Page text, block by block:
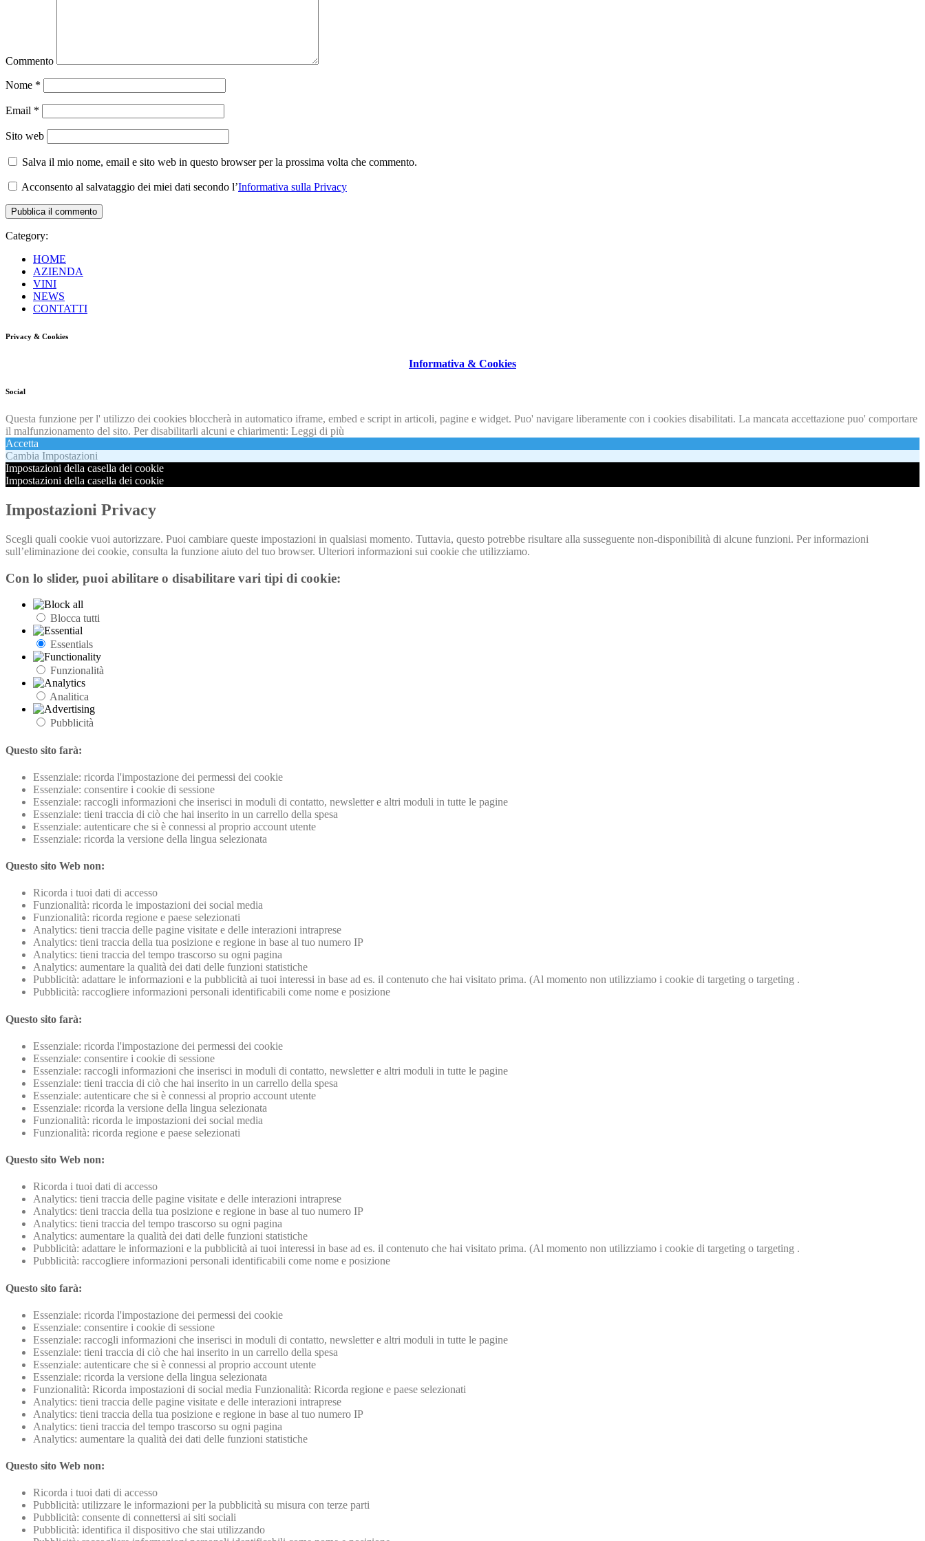
Commento
Nome *
Email *
Sito web
Salva il mio nome, email e sito web in questo browser per la prossima volta che commento.
Acconsento al salvataggio dei miei dati secondo l’Informativa sulla Privacy
Category:
HOME
AZIENDA
VINI
NEWS
CONTATTI
Privacy & Cookies
Informativa & Cookies
Social
Questa funzione per l' utilizzo dei cookies bloccherà in automatico iframe, embed e script in articoli, pagine e widget. Puo' navigare liberamente con i cookies disabilitati. La mancata accettazione puo' comportare
il malfunzionamento del sito. Per disabilitarli alcuni e chiarimenti: Leggi di più
Accetta
Cambia Impostazioni
Impostazioni della casella dei cookie
Impostazioni della casella dei cookie
Impostazioni Privacy
Scegli quali cookie vuoi autorizzare. Puoi cambiare queste impostazioni in qualsiasi momento. Tuttavia, questo potrebbe risultare alla susseguente non-disponibilità di alcune funzioni. Per informazioni
sull’eliminazione dei cookie, consulta la funzione aiuto del tuo browser. Ulteriori informazioni sui cookie che utilizziamo.
Con lo slider, puoi abilitare o disabilitare vari tipi di cookie:
Blocca tutti
Essentials
Funzionalità
Analitica
Pubblicità
Questo sito farà:
Essenziale: ricorda l'impostazione dei permessi dei cookie
Essenziale: consentire i cookie di sessione
Essenziale: raccogli informazioni che inserisci in moduli di contatto, newsletter e altri moduli in tutte le pagine
Essenziale: tieni traccia di ciò che hai inserito in un carrello della spesa
Essenziale: autenticare che si è connessi al proprio account utente
Essenziale: ricorda la versione della lingua selezionata
Questo sito Web non:
Ricorda i tuoi dati di accesso
Funzionalità: ricorda le impostazioni dei social media
Funzionalità: ricorda regione e paese selezionati
Analytics: tieni traccia delle pagine visitate e delle interazioni intraprese
Analytics: tieni traccia della tua posizione e regione in base al tuo numero IP
Analytics: tieni traccia del tempo trascorso su ogni pagina
Analytics: aumentare la qualità dei dati delle funzioni statistiche
Pubblicità: adattare le informazioni e la pubblicità ai tuoi interessi in base ad es. il contenuto che hai visitato prima. (Al momento non utilizziamo i cookie di targeting o targeting .
Pubblicità: raccogliere informazioni personali identificabili come nome e posizione
Questo sito farà:
Essenziale: ricorda l'impostazione dei permessi dei cookie
Essenziale: consentire i cookie di sessione
Essenziale: raccogli informazioni che inserisci in moduli di contatto, newsletter e altri moduli in tutte le pagine
Essenziale: tieni traccia di ciò che hai inserito in un carrello della spesa
Essenziale: autenticare che si è connessi al proprio account utente
Essenziale: ricorda la versione della lingua selezionata
Funzionalità: ricorda le impostazioni dei social media
Funzionalità: ricorda regione e paese selezionati
Questo sito Web non:
Ricorda i tuoi dati di accesso
Analytics: tieni traccia delle pagine visitate e delle interazioni intraprese
Analytics: tieni traccia della tua posizione e regione in base al tuo numero IP
Analytics: tieni traccia del tempo trascorso su ogni pagina
Analytics: aumentare la qualità dei dati delle funzioni statistiche
Pubblicità: adattare le informazioni e la pubblicità ai tuoi interessi in base ad es. il contenuto che hai visitato prima. (Al momento non utilizziamo i cookie di targeting o targeting .
Pubblicità: raccogliere informazioni personali identificabili come nome e posizione
Questo sito farà:
Essenziale: ricorda l'impostazione dei permessi dei cookie
Essenziale: consentire i cookie di sessione
Essenziale: raccogli informazioni che inserisci in moduli di contatto, newsletter e altri moduli in tutte le pagine
Essenziale: tieni traccia di ciò che hai inserito in un carrello della spesa
Essenziale: autenticare che si è connessi al proprio account utente
Essenziale: ricorda la versione della lingua selezionata
Funzionalità: Ricorda impostazioni di social media Funzionalità: Ricorda regione e paese selezionati
Analytics: tieni traccia delle pagine visitate e delle interazioni intraprese
Analytics: tieni traccia della tua posizione e regione in base al tuo numero IP
Analytics: tieni traccia del tempo trascorso su ogni pagina
Analytics: aumentare la qualità dei dati delle funzioni statistiche
Questo sito Web non:
Ricorda i tuoi dati di accesso
Pubblicità: utilizzare le informazioni per la pubblicità su misura con terze parti
Pubblicità: consente di connettersi ai siti sociali
Pubblicità: identifica il dispositivo che stai utilizzando